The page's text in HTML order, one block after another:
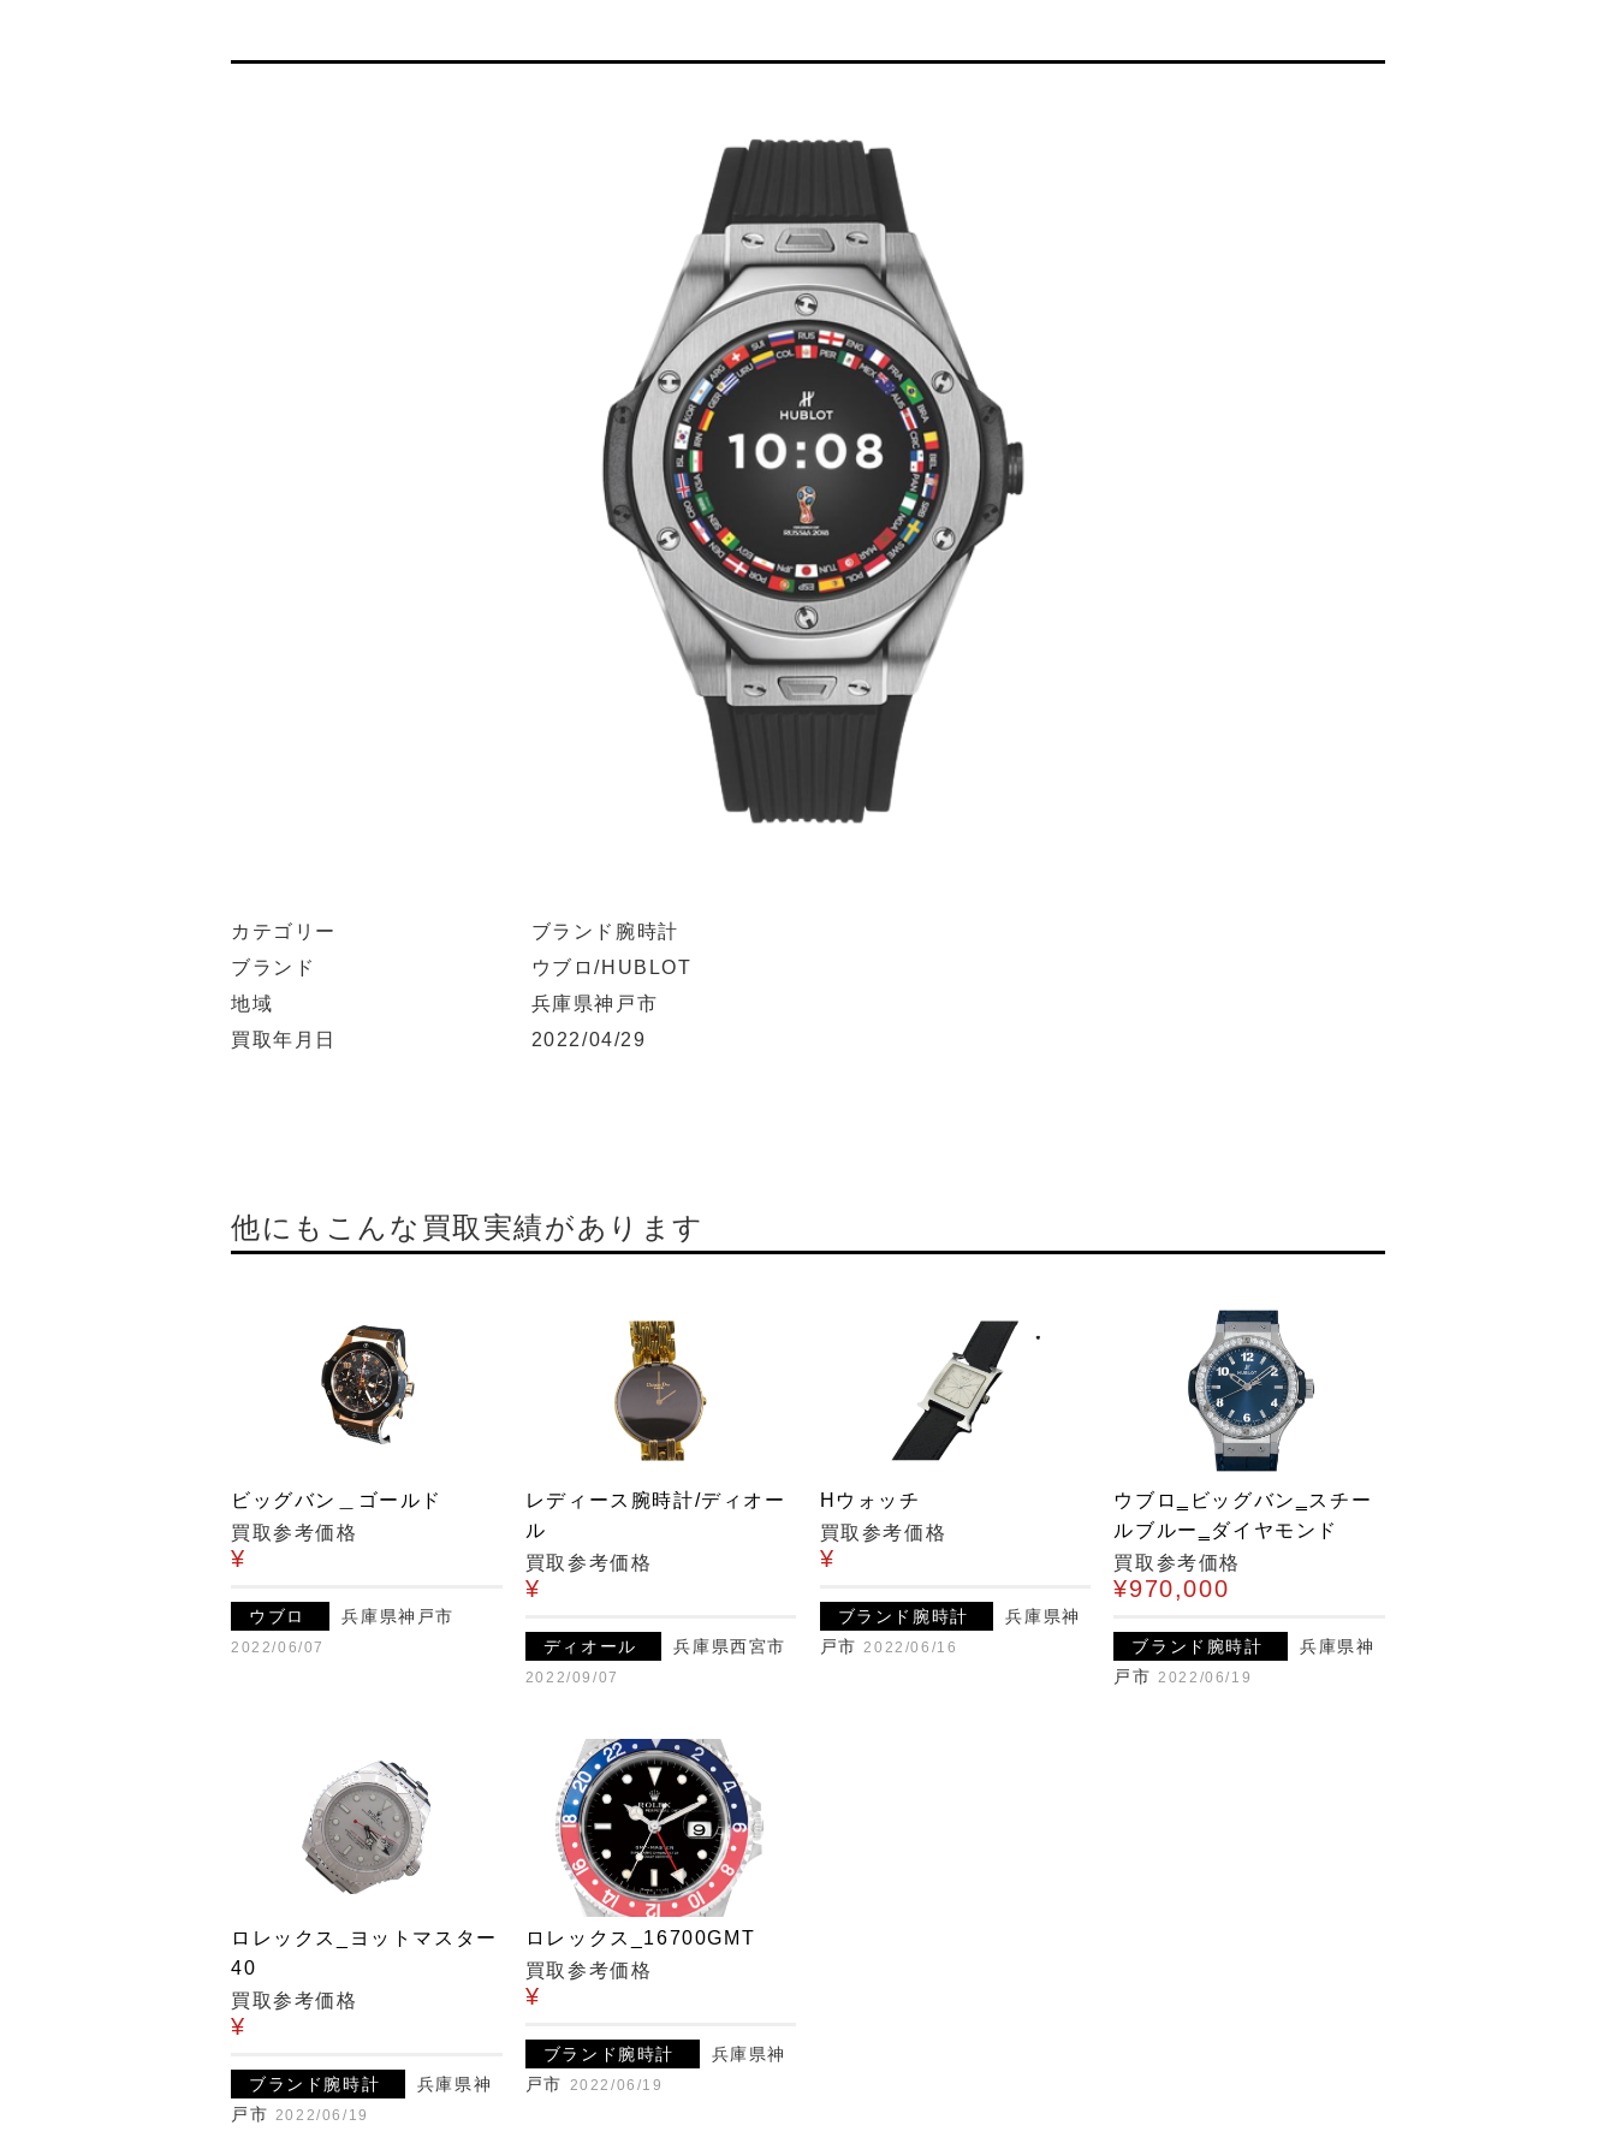
カテゴリー
ブランド腕時計
ブランド
ウブロ/HUBLOT
地域
兵庫県神戸市
買取年月日
2022/04/29
他にもこんな買取実績があります
ビッグバン＿ゴールド
買取参考価格
¥
ウブロ 兵庫県神戸市
2022/06/07
レディース腕時計/ディオー
ル
買取参考価格
¥
ディオール 兵庫県西宮市
2022/09/07
Hウォッチ
買取参考価格
¥
ブランド腕時計
兵庫県神
戸市 2022/06/16
ウブロ‗ビッグバン‗スチー
ルブルー‗ダイヤモンド
買取参考価格
¥970,000
ブランド腕時計
兵庫県神
戸市 2022/06/19
ロレックス_ヨットマスター
40
買取参考価格
¥
ブランド腕時計
兵庫県神
戸市 2022/06/19
ロレックス_16700GMT
買取参考価格
¥
ブランド腕時計
兵庫県神
戸市 2022/06/19